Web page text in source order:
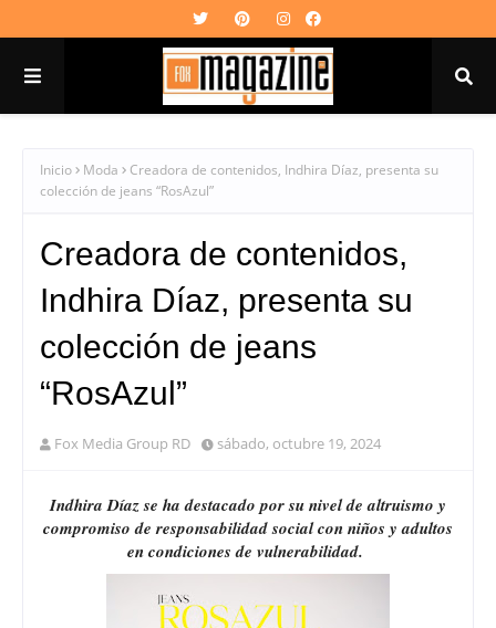
Inicio Moda
Creadora de contenidos, Indhira Díaz, presenta su
colección de jeans “RosAzul”
Creadora de contenidos,
Indhira Díaz, presenta su
colección de jeans
“RosAzul”
Fox Media Group RD sábado, octubre 19, 2024
Indhira Díaz se ha destacado por su nivel de altruismo y
compromiso de responsabilidad social con niños y adultos
en condiciones de vulnerabilidad.